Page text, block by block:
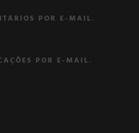
POR E-MAIL.
POR E-MAIL.